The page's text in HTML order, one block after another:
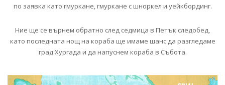
по заявка като гмуркане, гмуркане с шноркел и уейкбординг.
Ние ще се върнем обратно след седмица в Петък следобед,
като последната нощ на кораба ще имаме шанс да разгледаме
град Хургада и да напуснем кораба в Събота.